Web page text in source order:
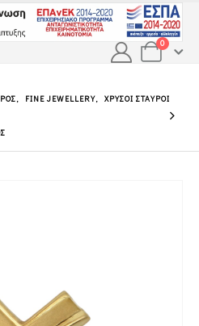
0
, FINE JEWELLERY, ΧΡΥΣΟΊ ΣΤΑΥΡΟΊ